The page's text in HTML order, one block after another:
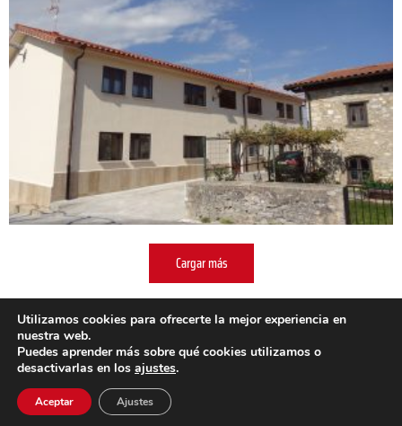
Cargar más
←Entrada anterior
fontaneriafonseca@gmail.com
Utilizamos cookies para ofrecerte la mejor experiencia en
nuestra web.
Puedes aprender más sobre qué cookies utilizamos o
desactivarlas en los ajustes.
Aceptar Ajustes